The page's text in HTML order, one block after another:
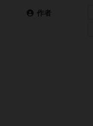
作者